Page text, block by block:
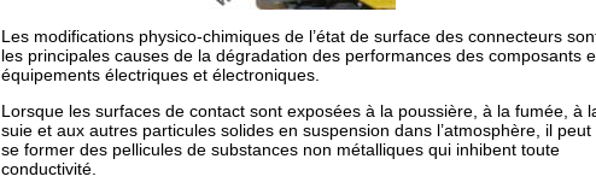
Les modifications physico-chimiques de l’état de surface des connecteurs
les principales causes de la dégradation des performances des composants
équipements électriques et électroniques.
Lorsque les surfaces de contact sont exposées à la poussière, à la fumée, à
suie et aux autres particules solides en suspension dans l’atmosphère, il peut
se former des pellicules de substances non métalliques qui inhibent toute
conductivité.